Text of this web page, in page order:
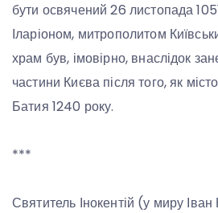
бути освячений 26 листопада
Іларіоном, митрополитом
храм був, імовірно, внаслідок
частини Києва після того, як
Батия 1240 року.
***
Святитель Інокентій (у миру